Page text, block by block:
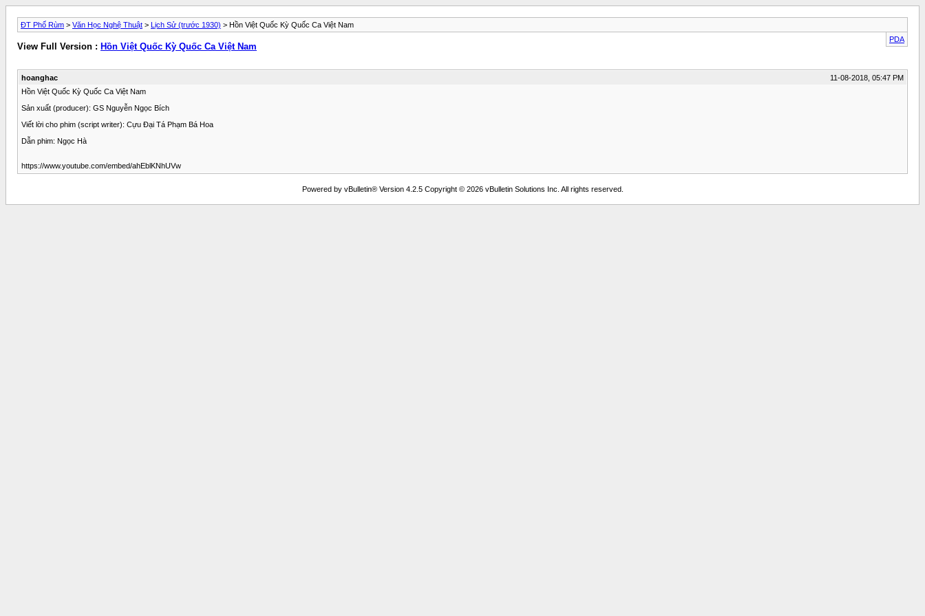
ĐT Phố Rùm > Văn Học Nghệ Thuật > Lịch Sử (trước 1930) > Hồn Việt Quốc Kỳ Quốc Ca Việt Nam
PDA
View Full Version : Hồn Việt Quốc Kỳ Quốc Ca Việt Nam
hoanghac
11-08-2018, 05:47 PM
Hồn Việt Quốc Kỳ Quốc Ca Việt Nam
Sản xuất (producer): GS Nguyễn Ngọc Bích
Viết lời cho phim (script writer): Cựu Đại Tá Phạm Bá Hoa
Dẫn phim: Ngọc Hà
https://www.youtube.com/embed/ahEblKNhUVw
Powered by vBulletin® Version 4.2.5 Copyright © 2026 vBulletin Solutions Inc. All rights reserved.